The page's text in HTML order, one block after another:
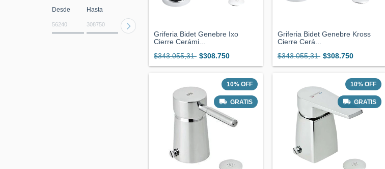
Desde Hasta
Griferia Bidet Genebre Ixo
Cierre Cerámi...
$343.055,31 $308.750
Griferia Bidet Genebre Kross
Cierre Cerá...
$343.055,31 $308.750
10% OFF
GRATIS
10% OFF
GRATIS